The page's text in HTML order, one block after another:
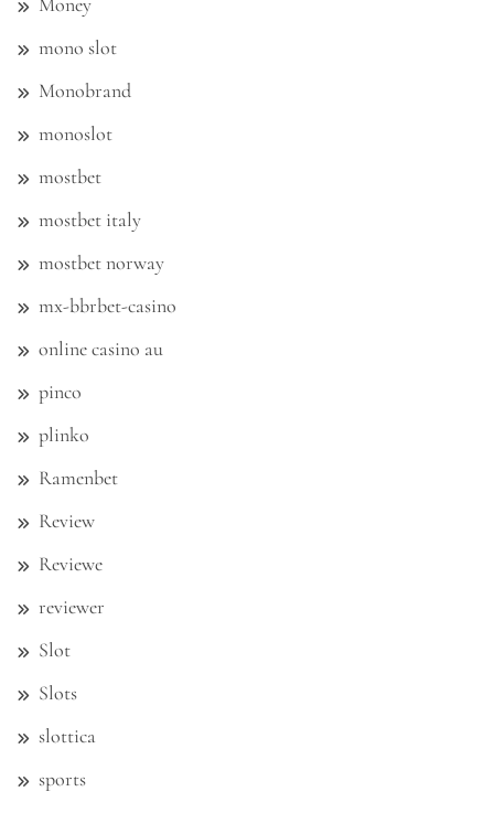
mono slot
Monobrand
monoslot
mostbet
mostbet italy
mostbet norway
mx-bbrbet-casino
online casino au
pinco
plinko
Ramenbet
Review
Reviewe
reviewer
Slot
Slots
slottica
sports